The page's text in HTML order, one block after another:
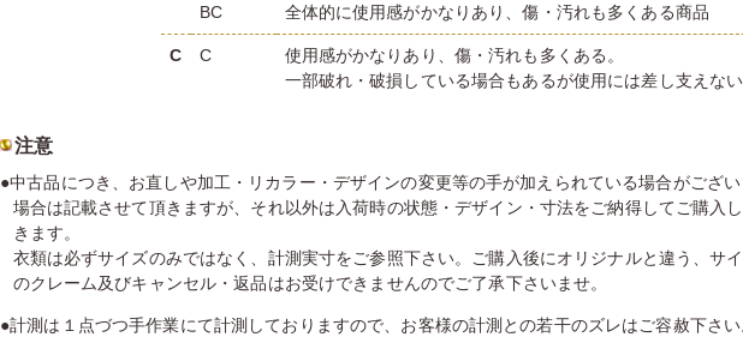
BC 全体的に使用感がかなりあり、傷・汚れも多くある商品
C C
使用感がかなりあり、傷・汚れも多くある。
一部破れ・破損している場合もあるが使用には差し支えな
注意
●中古品につき、お直しや加工・リカラー・デザインの変更等の手が加えられている場合がござ
場合は記載させて頂きますが、それ以外は入荷時の状態・デザイン・寸法をご納得してご購入
きます。
衣類は必ずサイズのみではなく、計測実寸をご参照下さい。ご購入後にオリジナルと違う、サ
のクレーム及びキャンセル・返品はお受けできませんのでご了承下さいませ。
●計測は１点づつ手作業にて計測しておりますので、お客様の計測との若干のズレはご容赦下さ